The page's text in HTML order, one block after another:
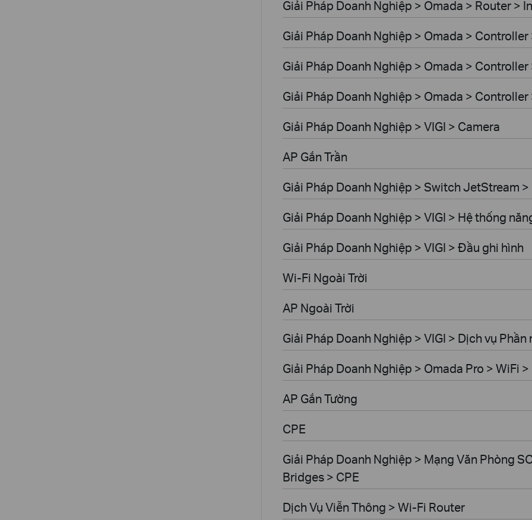
Giải Pháp Doanh Nghiệp > Omada > Router >
Giải Pháp Doanh Nghiệp > Omada >
Giải Pháp Doanh Nghiệp > Omada > Controller
Giải Pháp Doanh Nghiệp > Omada > Controller
Giải Pháp Doanh Nghiệp > VIGI > Camera
AP Gắn Trần
Giải Pháp Doanh Nghiệp > Switch JetStream
Giải Pháp Doanh Nghiệp > VIGI > Hệ thống
Giải Pháp Doanh Nghiệp > VIGI > Đầu ghi hình
Wi-Fi Ngoài Trời
AP Ngoài Trời
Giải Pháp Doanh Nghiệp > VIGI > Dịch vụ Phần
Giải Pháp Doanh Nghiệp > Omada Pro > WiFi
AP Gắn Tường
CPE
Giải Pháp Doanh Nghiệp > Mạng Văn Phòng
Bridges > CPE
Dịch Vụ Viễn Thông > Wi-Fi Router